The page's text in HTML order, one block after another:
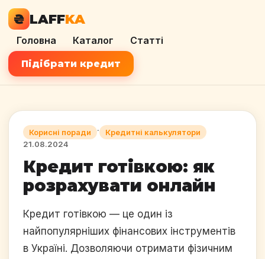
₴ LAFFKA
Головна Каталог Статті
Підібрати кредит
Корисні поради ·
Кредитні калькулятори
21.08.2024
Кредит готівкою: як
розрахувати онлайн
Кредит готівкою — це один із
найпопулярніших фінансових інструментів
в Україні. Дозволяючи отримати фізичним